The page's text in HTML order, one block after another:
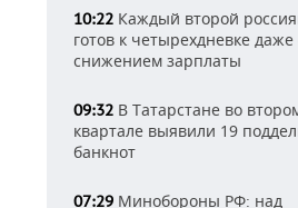
10:22 Каждый второй
готов к четырехдневке даже
снижением зарплаты
09:32 В Татарстане во
квартале выявили 19
банкнот
07:29 Минобороны РФ: над